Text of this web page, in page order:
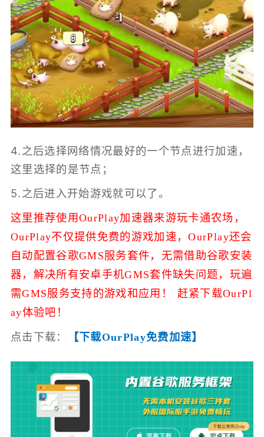
4.之后选择网络情况最好的一个节点进行加速，
这里选择的是节点；
5.之后进入开始游戏就可以了。
这里推荐使用OurPlay加速器来游玩卡通农场，
OurPlay不仅提供免费的游戏加速，OurPlay还会
自动配置谷歌GMS服务套件，无需借助谷歌安装
器，解决所有安卓手机GMS套件缺失问题，玩遍
需GMS服务支持的游戏和应用！ 赶紧下载OurPl
ay体验吧！
点击下载： 【下载OurPlay免费加速】